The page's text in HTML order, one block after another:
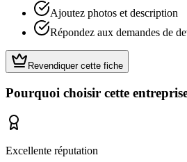
Ajoutez photos et description
Répondez aux demandes de
Revendiquer cette fiche
Pourquoi choisir cette
Excellente réputation